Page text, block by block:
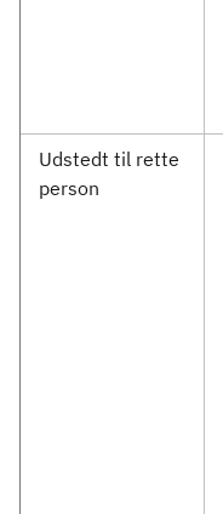
Udstedt til rette
person